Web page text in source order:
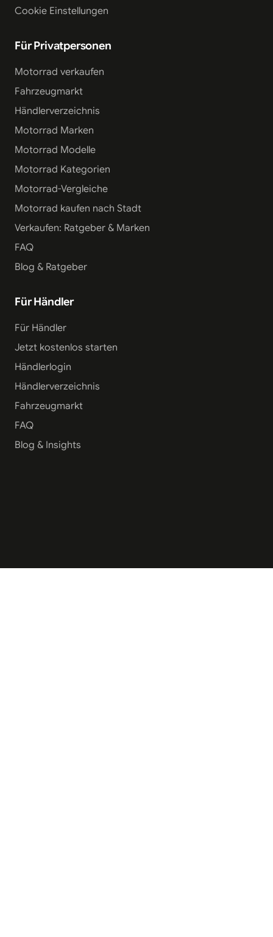
Cookie Einstellungen
Für Privatpersonen
Motorrad verkaufen
Fahrzeugmarkt
Händlerverzeichnis
Motorrad Marken
Motorrad Modelle
Motorrad Kategorien
Motorrad-Vergleiche
Motorrad kaufen nach Stadt
Verkaufen: Ratgeber & Marken
FAQ
Blog & Ratgeber
Für Händler
Für Händler
Jetzt kostenlos starten
Händlerlogin
Händlerverzeichnis
Fahrzeugmarkt
FAQ
Blog & Insights